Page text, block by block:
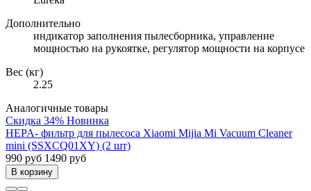
Дополнительно
индикатор заполнения пылесборника, управление
мощностью на рукоятке, регулятор мощности на корпусе
Вес (кг)
2.25
Аналогичные товары
Скидка 34% Новинка
HEPA- фильтр для пылесоса Xiaomi Mijia Mi Vacuum Cleaner
mini (SSXCQ01XY) (2 шт)
990 руб 1490 руб
В корзину